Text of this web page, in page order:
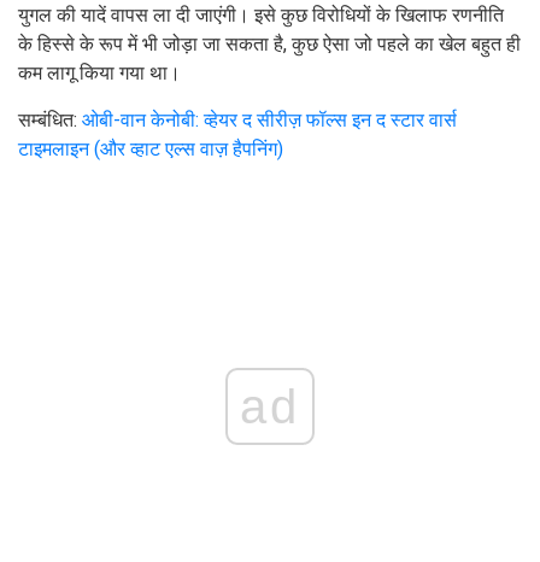
युगल की यादें वापस ला दी जाएंगी। इसे कुछ विरोधियों के खिलाफ रणनीति
के हिस्से के रूप में भी जोड़ा जा सकता है, कुछ ऐसा जो पहले का खेल बहुत ही
कम लागू किया गया था।
सम्बंधित: ओबी-वान केनोबी: व्हेयर द सीरीज़ फॉल्स इन द स्टार वार्स
टाइमलाइन (और व्हाट एल्स वाज़ हैपनिंग)
ad